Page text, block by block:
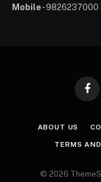
Mobile- 9826237000
ABOUT US
TERMS
© 2026